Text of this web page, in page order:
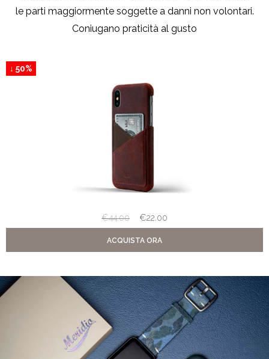
le parti maggiormente soggette a danni non volontari.
Coniugano praticità al gusto
↓ 50%
€44.00 €22.00
ACQUISTA ORA